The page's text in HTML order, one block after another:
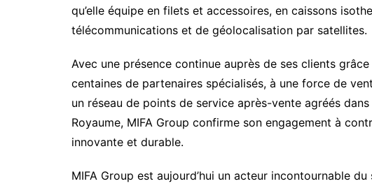
qu’elle équipe en filets et accessoires, en caissons
télécommunications et de géolocalisation par satellites.
Avec une présence continue auprès de ses clients
centaines de partenaires spécialisés, à une force de
un réseau de points de service après-vente agréés
Royaume, MIFA Group confirme son engagement à
innovante et durable.
MIFA Group est aujourd’hui un acteur incontournable